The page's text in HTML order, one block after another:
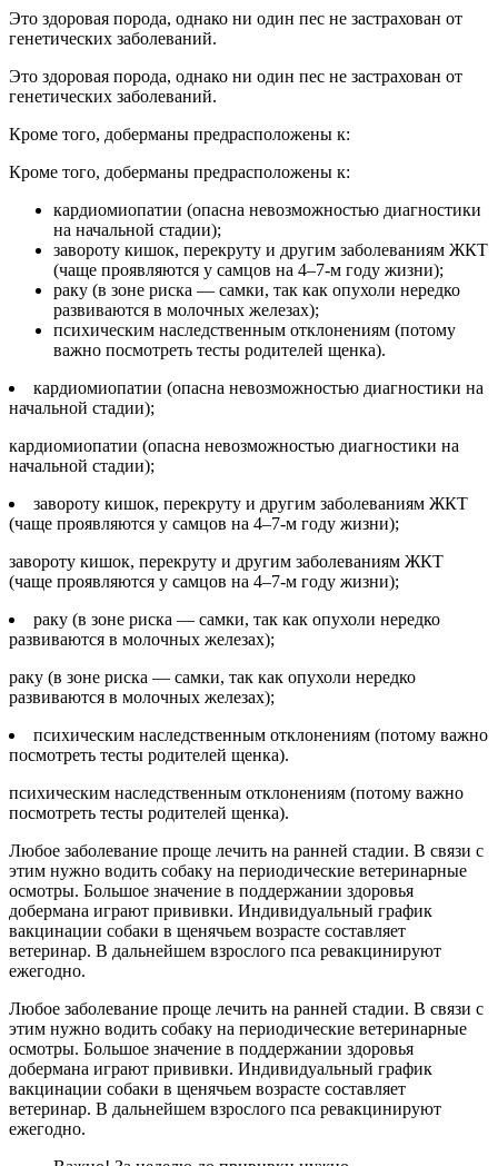
Это здоровая порода, однако ни один пес не застрахован от
генетических заболеваний.
Это здоровая порода, однако ни один пес не застрахован от
генетических заболеваний.
Кроме того, доберманы предрасположены к:
Кроме того, доберманы предрасположены к:
кардиомиопатии (опасна невозможностью диагностики
на начальной стадии);
завороту кишок, перекруту и другим заболеваниям ЖКТ
(чаще проявляются у самцов на 4–7-м году жизни);
раку (в зоне риска — самки, так как опухоли нередко
развиваются в молочных железах);
психическим наследственным отклонениям (потому
важно посмотреть тесты родителей щенка).
кардиомиопатии (опасна невозможностью диагностики на
начальной стадии);
кардиомиопатии (опасна невозможностью диагностики на
начальной стадии);
завороту кишок, перекруту и другим заболеваниям ЖКТ
(чаще проявляются у самцов на 4–7-м году жизни);
завороту кишок, перекруту и другим заболеваниям ЖКТ
(чаще проявляются у самцов на 4–7-м году жизни);
раку (в зоне риска — самки, так как опухоли нередко
развиваются в молочных железах);
раку (в зоне риска — самки, так как опухоли нередко
развиваются в молочных железах);
психическим наследственным отклонениям (потому важно
посмотреть тесты родителей щенка).
психическим наследственным отклонениям (потому важно
посмотреть тесты родителей щенка).
Любое заболевание проще лечить на ранней стадии. В связи с
этим нужно водить собаку на периодические ветеринарные
осмотры. Большое значение в поддержании здоровья
добермана играют прививки. Индивидуальный график
вакцинации собаки в щенячьем возрасте составляет
ветеринар. В дальнейшем взрослого пса ревакцинируют
ежегодно.
Любое заболевание проще лечить на ранней стадии. В связи с
этим нужно водить собаку на периодические ветеринарные
осмотры. Большое значение в поддержании здоровья
добермана играют прививки. Индивидуальный график
вакцинации собаки в щенячьем возрасте составляет
ветеринар. В дальнейшем взрослого пса ревакцинируют
ежегодно.